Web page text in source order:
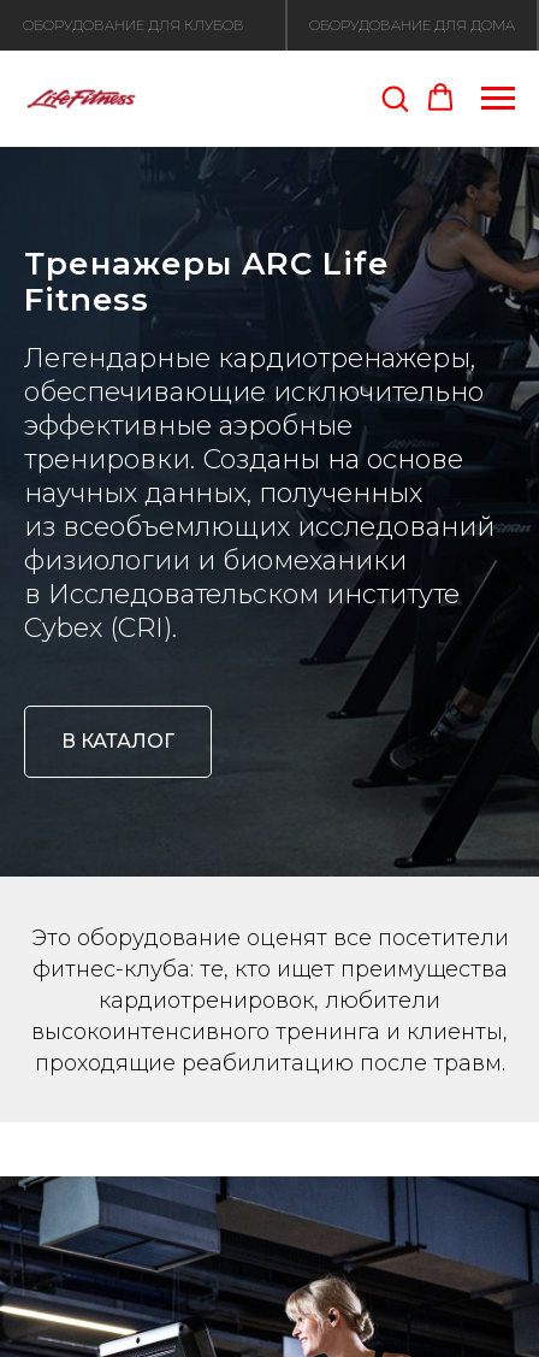
Тренажеры ARC Life
Fitness
Легендарные кардиотренажеры,
обеспечивающие исключительно
эффективные аэробные
тренировки. Созданы на основе
научных данных, полученных
из всеобъемлющих исследований
физиологии и биомеханики
в Исследовательском институте
Cybex (CRI).
В КАТАЛОГ
Это оборудование оценят все посетители
фитнес-клуба: те, кто ищет преимущества
кардиотренировок, любители
высокоинтенсивного тренинга и клиенты,
проходящие реабилитацию после травм.